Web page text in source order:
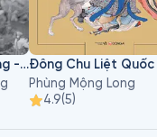
Hoàng Phủ Ngọc Tường - Tập 1
Phùng Mộng Long
4.9(5)